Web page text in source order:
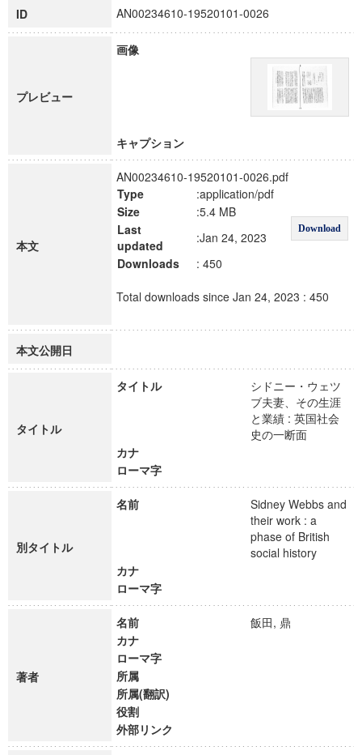
ID AN00234610-19520101-0026
プレビュー
画像
キャプション
本文
AN00234610-19520101-0026.pdf
Type
:application/pdf
Download
Size
:5.4 MB
Last
updated
:Jan 24, 2023
Downloads
: 450
Total downloads since Jan 24, 2023 : 450
本文公開日
タイトル
タイトル
シドニー・ウェツ
ブ夫妻、その生涯
と業績 : 英国社会
史の一断面
カナ
ローマ字
別タイトル
名前
Sidney Webbs and
their work : a
phase of British
social history
カナ
ローマ字
著者
名前
飯田, 鼎
カナ
ローマ字
所属
所属(翻訳)
役割
外部リンク